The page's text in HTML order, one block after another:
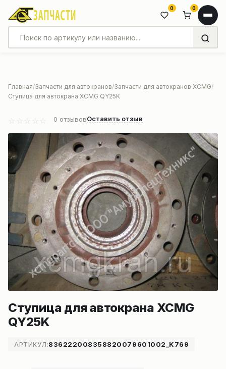
0 0
Главная Запчасти для автокранов Запчасти для автокранов XCMG
Ступица для автокрана XCMG QY25K
0 отзывовОставить отзыв
Ступица для автокрана XCMG
QY25K
АРТИКУЛ:836222008358820079601002_K769